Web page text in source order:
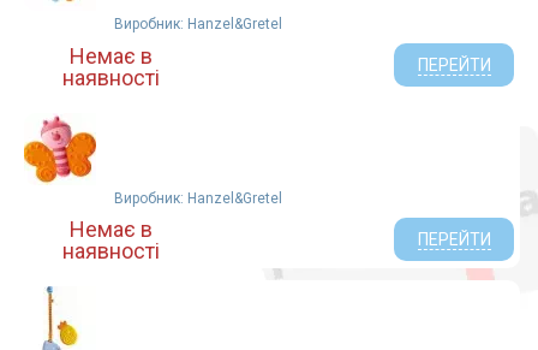
Виробник: Hanzel&Gretel
Немає в
наявності
ПЕРЕЙТИ
Виробник: Hanzel&Gretel
Немає в
наявності
ПЕРЕЙТИ